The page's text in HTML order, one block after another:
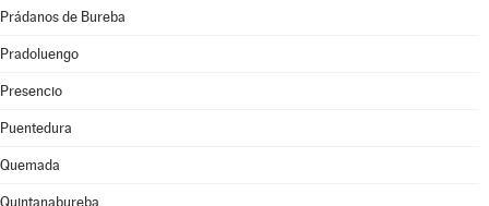
Prádanos de Bureba
Pradoluengo
Presencio
Puentedura
Quemada
Quintanabureba